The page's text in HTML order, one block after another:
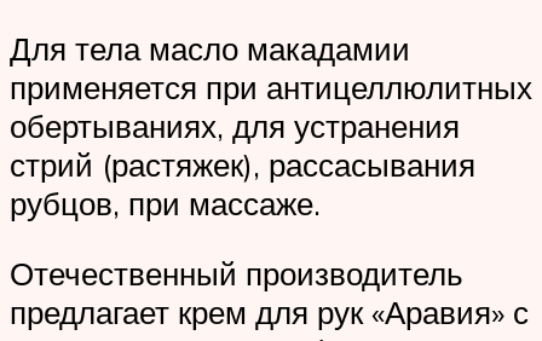
Для тела масло макадамии
применяется при антицеллюлитных
обертываниях, для устранения
стрий (растяжек), рассасывания
рубцов, при массаже.
Отечественный производитель
предлагает крем для рук «Аравия» с